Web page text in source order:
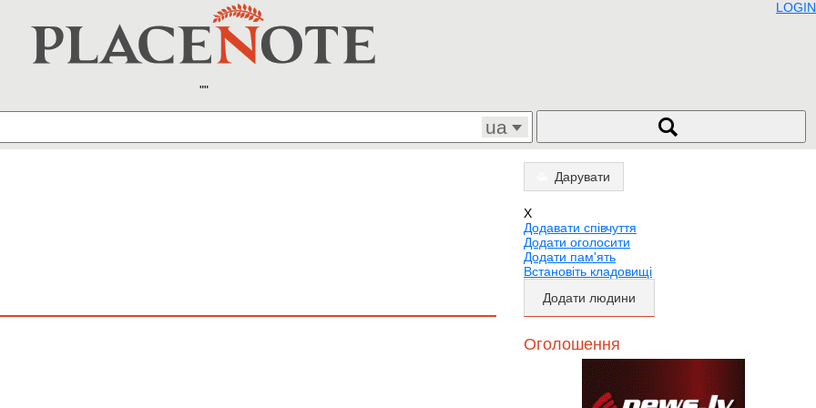
LOGIN
ua
Дарувати
X
Додавати співчуття
Додати оголосити
Додати пам'ять
Встановіть кладовищі
Додати людини
Оголошення